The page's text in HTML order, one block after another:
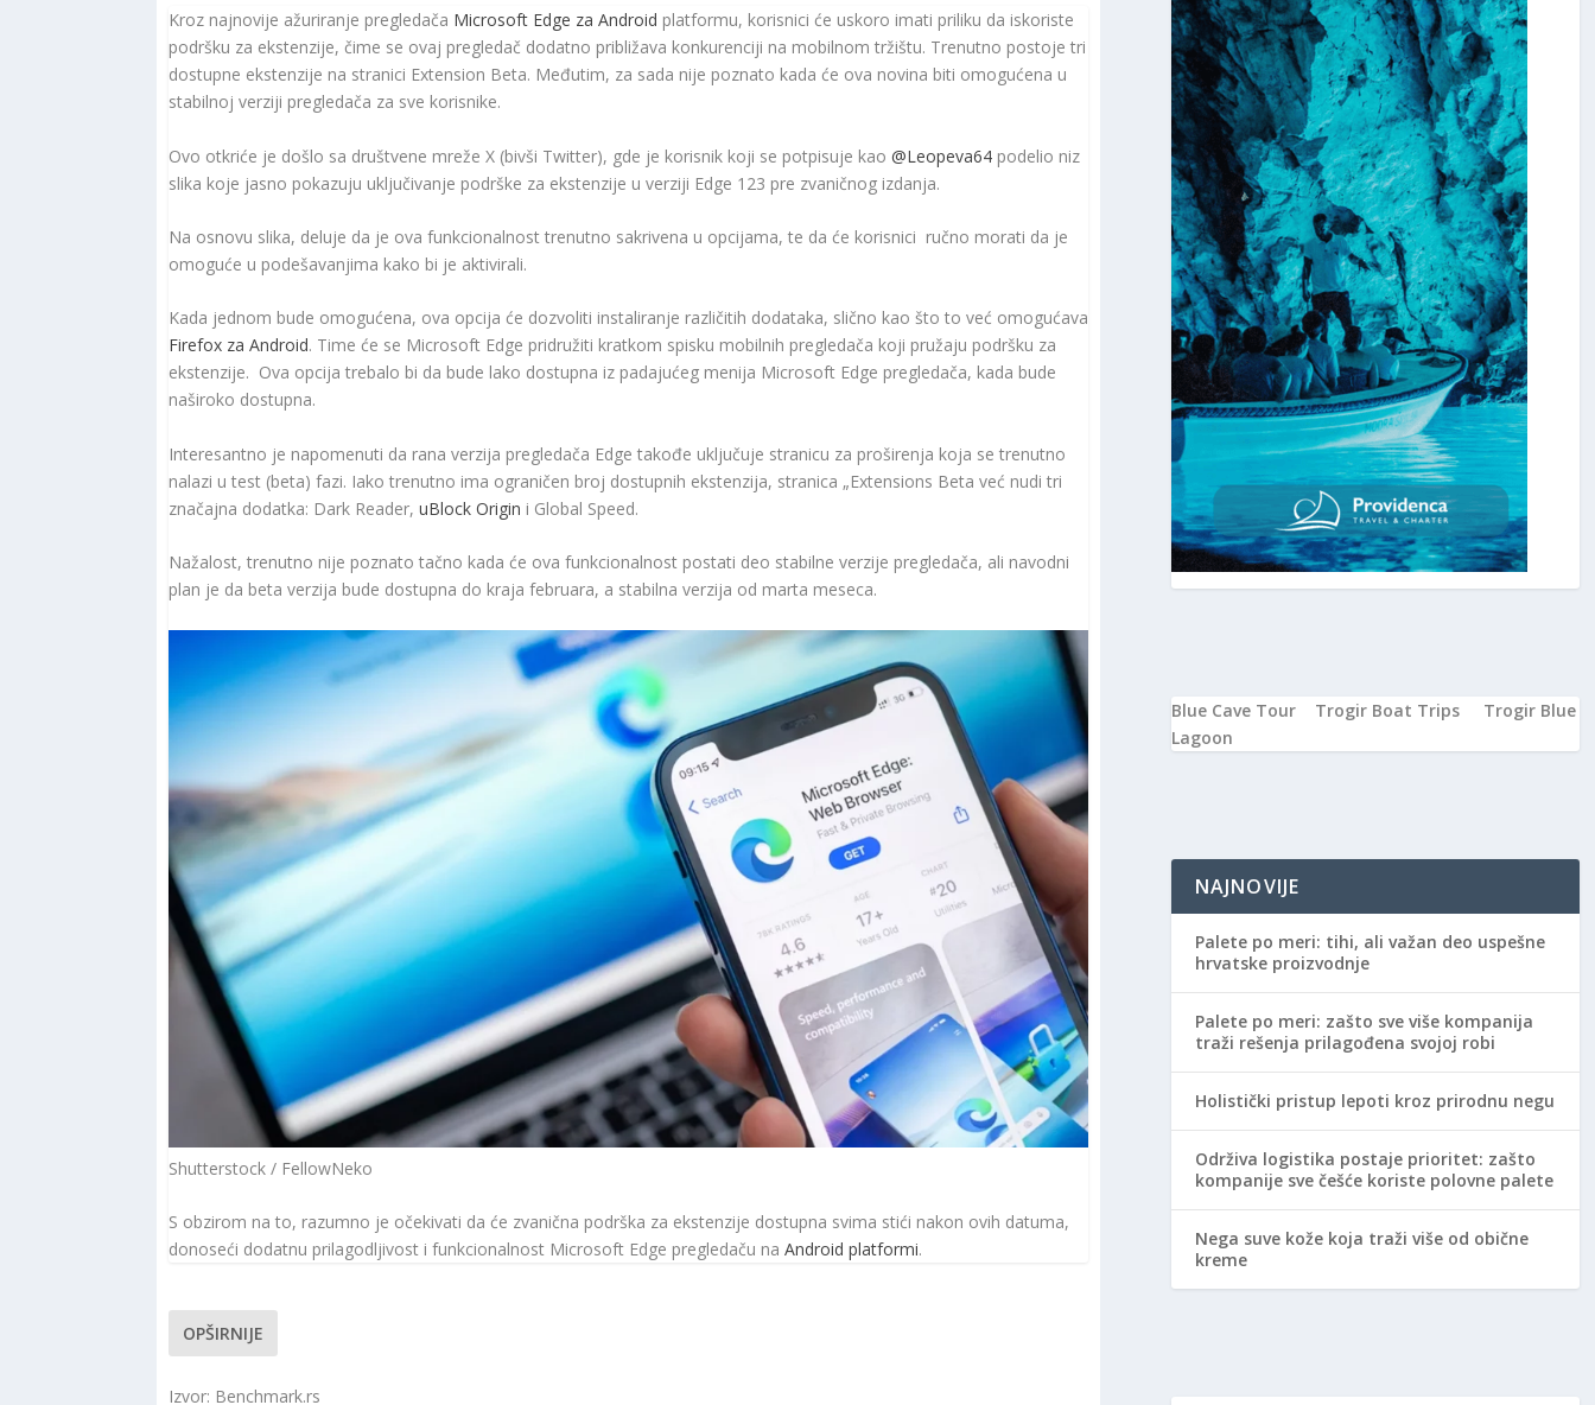
Kroz najnovije ažuriranje pregledača Microsoft Edge za Android platformu, korisnici će uskoro imati priliku da iskoriste
podršku za ekstenzije, čime se ovaj pregledač dodatno približava konkurenciji na mobilnom tržištu. Trenutno postoje tri
dostupne ekstenzije na stranici Extension Beta. Međutim, za sada nije poznato kada će ova novina biti omogućena u
stabilnoj verziji pregledača za sve korisnike.
Ovo otkriće je došlo sa društvene mreže X (bivši Twitter), gde je korisnik koji se potpisuje kao @Leopeva64 podelio niz
slika koje jasno pokazuju uključivanje podrške za ekstenzije u verziji Edge 123 pre zvaničnog izdanja.
Na osnovu slika, deluje da je ova funkcionalnost trenutno sakrivena u opcijama, te da će korisnici ručno morati da je
omoguće u podešavanjima kako bi je aktivirali.
Kada jednom bude omogućena, ova opcija će dozvoliti instaliranje različitih dodataka, slično kao što to već omogućava
Firefox za Android. Time će se Microsoft Edge pridružiti kratkom spisku mobilnih pregledača koji pružaju podršku za
ekstenzije. Ova opcija trebalo bi da bude lako dostupna iz padajućeg menija Microsoft Edge pregledača, kada bude
naširoko dostupna.
Interesantno je napomenuti da rana verzija pregledača Edge takođe uključuje stranicu za proširenja koja se trenutno
nalazi u test (beta) fazi. Iako trenutno ima ograničen broj dostupnih ekstenzija, stranica „Extensions Beta već nudi tri
značajna dodatka: Dark Reader, uBlock Origin i Global Speed.
Nažalost, trenutno nije poznato tačno kada će ova funkcionalnost postati deo stabilne verzije pregledača, ali navodni
plan je da beta verzija bude dostupna do kraja februara, a stabilna verzija od marta meseca.
Shutterstock / FellowNeko
S obzirom na to, razumno je očekivati da će zvanična podrška za ekstenzije dostupna svima stići nakon ovih datuma,
donoseći dodatnu prilagodljivost i funkcionalnost Microsoft Edge pregledaču na Android platformi.
OPŠIRNIJE
Izvor: Benchmark.rs
Blue Cave Tour Trogir Boat Trips
Trogir Blue
Lagoon
NAJNOVIJE
Palete po meri: tihi, ali važan deo uspešne
hrvatske proizvodnje
Palete po meri: zašto sve više kompanija
traži rešenja prilagođena svojoj robi
Holistički pristup lepoti kroz prirodnu negu
Održiva logistika postaje prioritet: zašto
kompanije sve češće koriste polovne palete
Nega suve kože koja traži više od obične
kreme